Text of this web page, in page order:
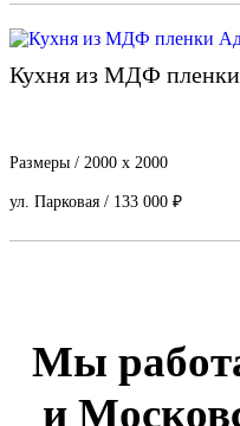
Кухня из МДФ
Размеры / 2000 х 2000
ул. Парковая / 133 000 ₽
Мы
и